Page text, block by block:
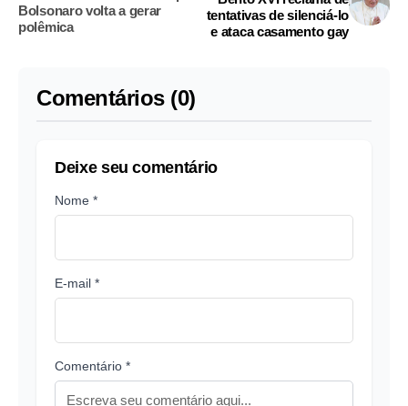
Bolsonaro volta a gerar
polêmica
tentativas de silenciá-lo
e ataca casamento gay
Comentários (0)
Deixe seu comentário
Nome *
E-mail *
Comentário *